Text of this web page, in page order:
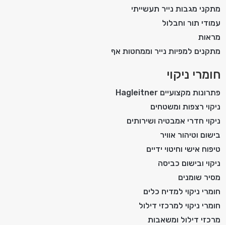
מתקני מגבות נייר תעשייתי
עמודי תור וחבלול
מראות
מתקנים למפיות נייר וממחטות אף
חומרי ניקוי
פתרונות מקצועיים Hagleitner
ניקוי רצפות ומשטחים
ניקוי חדרי אמבטיה ושירותים
בישום וטיהור אוויר
טיפוח אישי וחיטוי ידיים
ניקוי ובישום כביסה
מסיר שומנים
חומרי ניקוי למדיח כלים
חומרי ניקוי למרכזי דילול
מרכזי דילול ומשאבות